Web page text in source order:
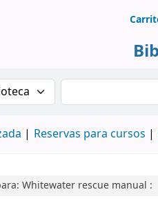
Escandón Hernández
por:Buscar en el
Reservas para cursos
Whitewater rescue manual :